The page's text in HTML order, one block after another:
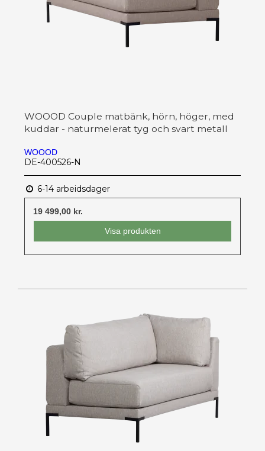
WOOOD Couple matbänk, hörn, höger, med
kuddar - naturmelerat tyg och svart metall
WOOOD
DE-400526-N
6-14 arbeidsdager
19 499,00 kr.
Visa produkten